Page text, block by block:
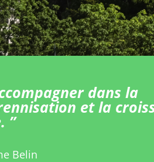
dans la
et la
”
Belin